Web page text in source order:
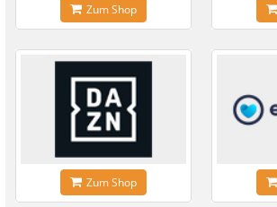
Zum Shop
Zum Shop